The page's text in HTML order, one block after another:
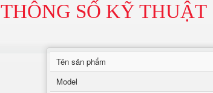
THÔNG SỐ KỸ THUẬT
Tên sản phẩm
Model